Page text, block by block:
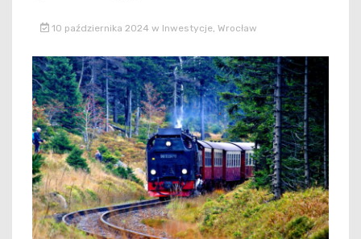
10 października 2024 w Inwestycje, Wrocław